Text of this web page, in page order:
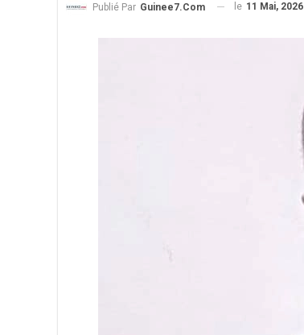
Publié Par Guinee7.com le 11 Mai, 2026